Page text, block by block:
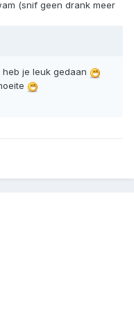
(snif geen drank meer
je leuk gedaan